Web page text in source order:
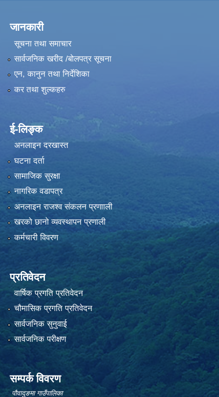
जानकारी
सूचना तथा समाचार
सार्वजनिक खरीद /बोलपत्र सूचना
एन, कानुन तथा निर्देशिका
कर तथा शुल्कहरु
ई-लिङ्क
अनलाइन दरखास्त
घटना दर्ता
सामाजिक सुरक्षा
नागरिक वडापत्र
अनलाइन राजश्व संकलन प्रणााली
खरको छानो व्यवस्थापन प्रणाली
कर्मचारी विवरण
प्रतिवेदन
वार्षिक प्रगति प्रतिवेदन
चौमासिक प्रगति प्रतिवेदन
सार्वजनिक सुनुवाई
सार्वजनिक परीक्षण
सम्पर्क विवरण
पौवादुङमा गाउँपालिका